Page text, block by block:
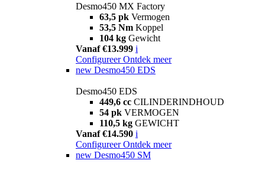
Desmo450 MX Factory
63,5 pk Vermogen
53,5 Nm Koppel
104 kg Gewicht
Vanaf €13.999 i
Configureer Ontdek meer
new Desmo450 EDS
Desmo450 EDS
449,6 cc CILINDERINDHOUD
54 pk VERMOGEN
110,5 kg GEWICHT
Vanaf €14.590 i
Configureer Ontdek meer
new Desmo450 SM